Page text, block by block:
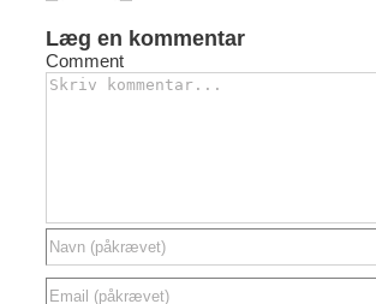
Læg en kommentar
Comment